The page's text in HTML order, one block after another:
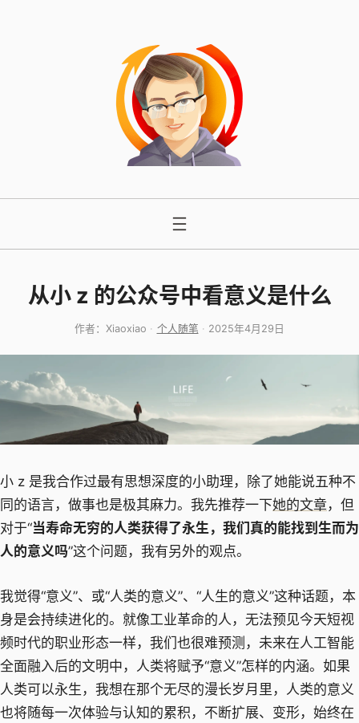
从小 z 的公众号中看意义是什么
作者： Xiaoxiao 个人随笔 2025年4月29日
小 z 是我合作过最有思想深度的小助理，除了她能说五种不
同的语言，做事也是极其麻力。我先推荐一下她的文章，但
对于“当寿命无穷的人类获得了永生，我们真的能找到生而为
人的意义吗”这个问题，我有另外的观点。
我觉得“意义”、或“人类的意义”、“人生的意义”这种话题，本
身是会持续进化的。就像工业革命的人，无法预见今天短视
频时代的职业形态一样，我们也很难预测，未来在人工智能
全面融入后的文明中，人类将赋予“意义”怎样的内涵。如果
人类可以永生，我想在那个无尽的漫长岁月里，人类的意义
也将随每一次体验与认知的累积，不断扩展、变形，始终在